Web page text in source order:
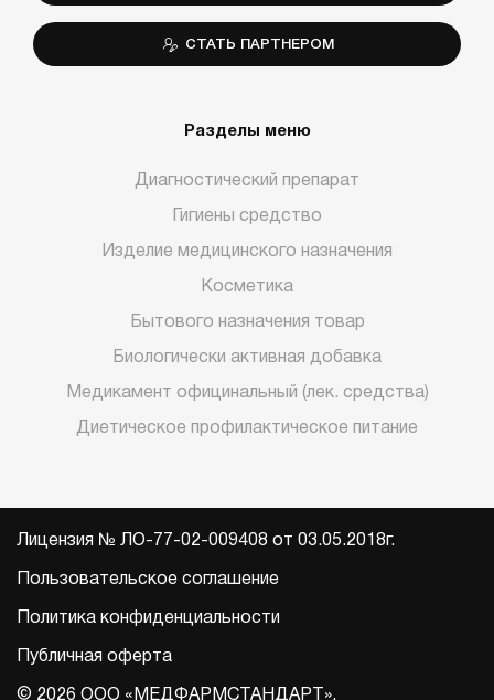
СТАТЬ ПАРТНЕРОМ
Разделы меню
Диагностический препарат
Гигиены средство
Изделие медицинского назначения
Косметика
Бытового назначения товар
Биологически активная добавка
Медикамент официнальный (лек. средства)
Диетическое профилактическое питание
Лицензия № ЛО-77-02-009408 от 03.05.2018г.
Пользовательское соглашение
Политика конфиденциальности
Публичная оферта
© 2026 ООО «МЕДФАРМСТАНДАРТ».